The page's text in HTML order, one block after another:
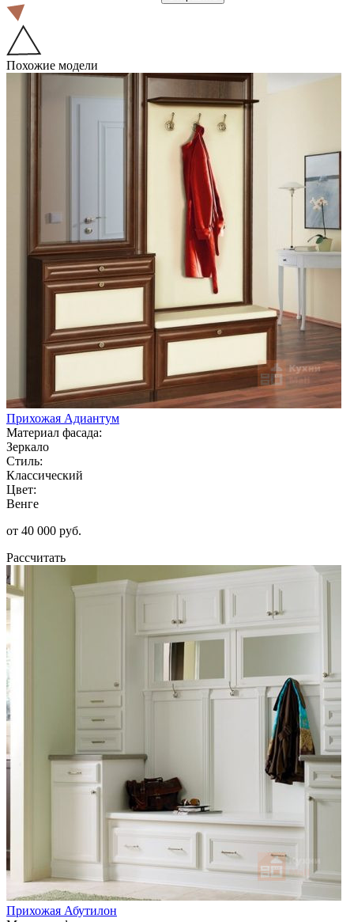
Похожие модели
Прихожая Адиантум
Материал фасада:
Зеркало
Стиль:
Классический
Цвет:
Венге
от 40 000 руб.
Рассчитать
Прихожая Абутилон